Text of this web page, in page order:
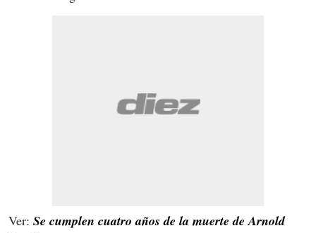
Ver: Se cumplen cuatro años de la muerte de Arnold